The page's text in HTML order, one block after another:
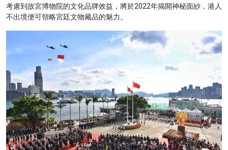
考慮到故宮博物院的文化品牌效益，將於2022年揭開神秘面紗，港人
不出境便可領略宮廷文物藏品的魅力。